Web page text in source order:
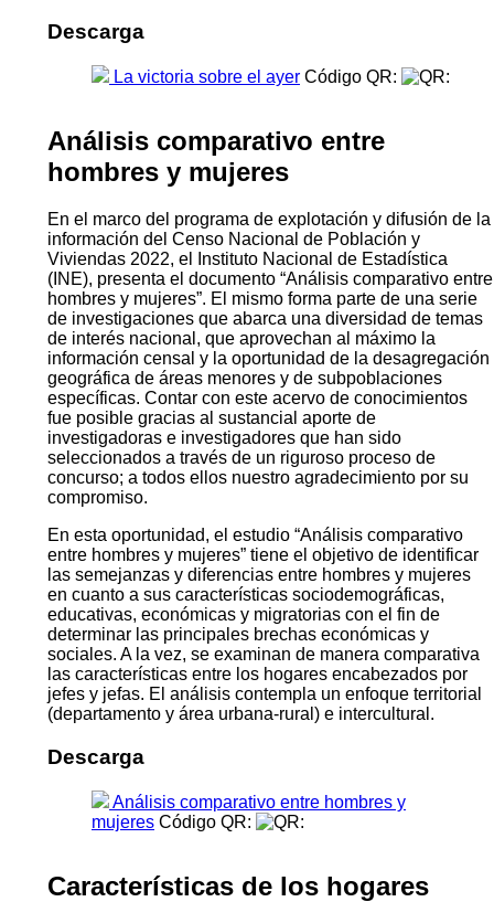
Descarga
La victoria sobre el ayer Código QR:
Análisis comparativo entre
hombres y mujeres
En el marco del programa de explotación y difusión de la
información del Censo Nacional de Población y
Viviendas 2022, el Instituto Nacional de Estadística
(INE), presenta el documento “Análisis comparativo entre
hombres y mujeres”. El mismo forma parte de una serie
de investigaciones que abarca una diversidad de temas
de interés nacional, que aprovechan al máximo la
información censal y la oportunidad de la desagregación
geográfica de áreas menores y de subpoblaciones
específicas. Contar con este acervo de conocimientos
fue posible gracias al sustancial aporte de
investigadoras e investigadores que han sido
seleccionados a través de un riguroso proceso de
concurso; a todos ellos nuestro agradecimiento por su
compromiso.
En esta oportunidad, el estudio “Análisis comparativo
entre hombres y mujeres” tiene el objetivo de identificar
las semejanzas y diferencias entre hombres y mujeres
en cuanto a sus características sociodemográficas,
educativas, económicas y migratorias con el fin de
determinar las principales brechas económicas y
sociales. A la vez, se examinan de manera comparativa
las características entre los hogares encabezados por
jefes y jefas. El análisis contempla un enfoque territorial
(departamento y área urbana-rural) e intercultural.
Descarga
Análisis comparativo entre hombres y
mujeres Código QR:
Características de los hogares